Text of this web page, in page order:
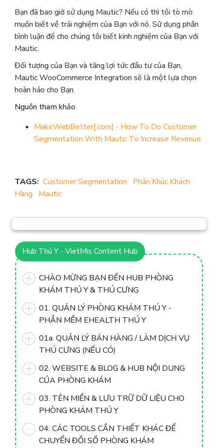
Bạn đã bao giờ sử dụng Mautic? Nếu có thì tôi tò mò
muốn biết về trải nghiệm của Bạn với nó. Sử dụng phần
bình luận để cho chúng tôi biết kinh nghiệm của Bạn với
Mautic.
Đối tượng của Bạn và tăng lợi tức đầu tư của Bạn,
Mautic WooCommerce Integration sẽ là một lựa chọn
hoàn hảo cho Bạn.
Nguồn tham khảo
MakeWebBetter[.com] - How To Do Customer
Segmentation With Mautic To Increase Revenue
TAGS: Customer Segmentation
Phân Khúc Khách
Hàng
Mautic
Hub Thú Y - VietMis Content Hub
CHÀO MỪNG BẠN ĐẾN HUB PHÒNG
KHÁM THÚ Y & THÚ CƯNG
01. QUẢN LÝ PHÒNG KHÁM THÚ Y -
PHẦN MỀM EHEALTH THÚ Y
01a. QUẢN LÝ BÁN HÀNG / LÀM DỊCH VỤ
THÚ CƯNG (NẾU CÓ)
02. WEBSITE & BLOG & HUB NỘI DUNG
CỦA PHÒNG KHÁM
03. TÊN MIỀN & LƯU TRỮ DỮ LIỆU CHO
PHÒNG KHÁM THÚ Y
04. CÁC TOOLS CẦN THIẾT KHÁC ĐỂ
CHUYỂN ĐỔI SỐ PHÒNG KHÁM